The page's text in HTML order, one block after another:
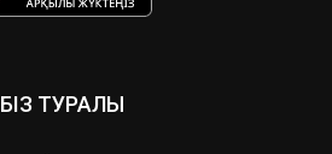
БІЗ ТУРАЛЫ